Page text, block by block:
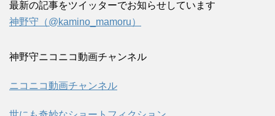
最新の記事をツイッターでお知らせしています
神野守（@kamino_mamoru）
神野守ニコニコ動画チャンネル
ニコニコ動画チャンネル